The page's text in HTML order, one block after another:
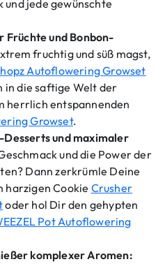
und jede gewünschte
Früchte und Bonbon-
fruchtig und süß magst,
Autoflowering Growset
in die saftige Welt der
herrlich entspannenden
Growset.
Desserts und maximaler
und die Power der
Dann zerkrümle Deine
harzigen Cookie Crusher
oder hol Dir den gehypten
Pot Autoflowering
komplexer Aromen: